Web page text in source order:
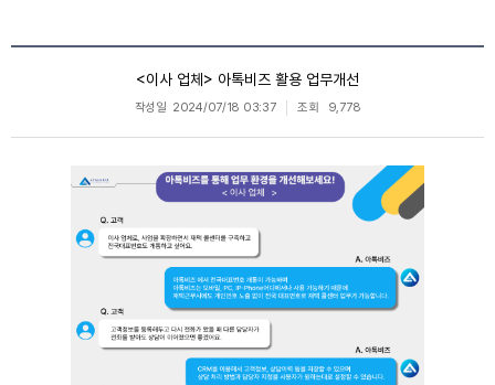
<이사 업체> 아톡비즈 활용 업무개선
작성일 2024/07/18 03:37 조회 9,778